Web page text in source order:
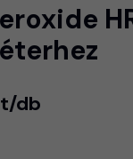
db